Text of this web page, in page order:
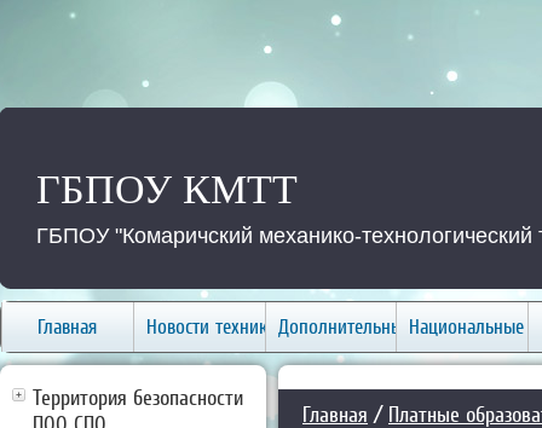
ГБПОУ КМТТ
ГБПОУ "Комаричский механико-технологический
Главная Новости техникумаДополнительные услугиНациональные
Территория безопасности
ПОО СПО
Главная / Платные